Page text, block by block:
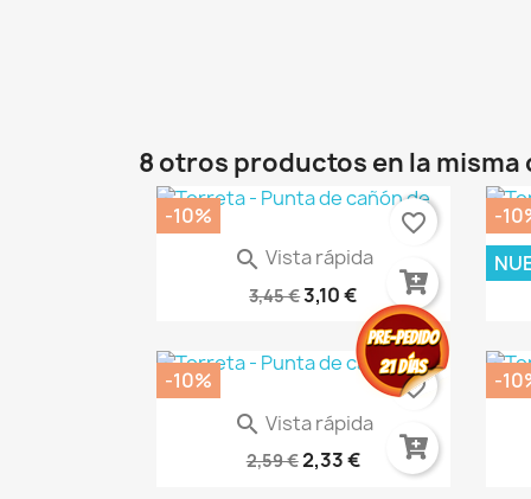
8 otros productos en la
 Vista rápida
Peanas De Plástico -...
3,45 €3,10 €
-10% favorite_border
-
 Vista rápida
Pintura Acrilica FLAMING...
2,59 €2,33 €
-10% favorite_border -